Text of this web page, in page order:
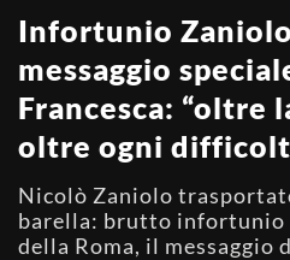
Infortunio
messaggio
Francesca: “oltre
oltre ogni
Nicolò Zaniolo
barella: brutto infortunio
della Roma, il messaggio